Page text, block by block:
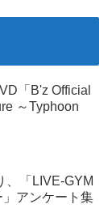
「B'z Official
～Typhoon
、「LIVE-GYM
アンケート集